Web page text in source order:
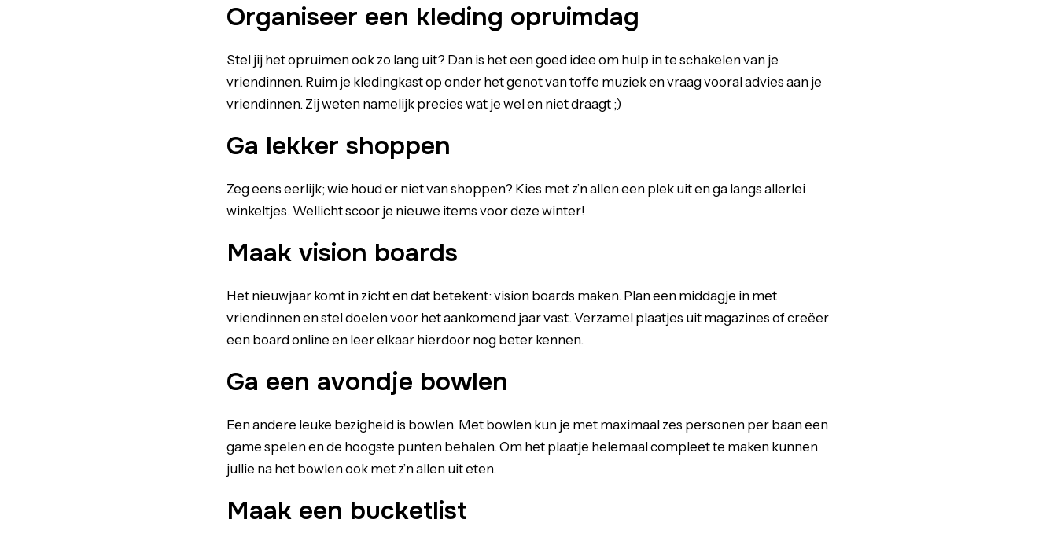
Organiseer een kleding opruimdag
Stel jij het opruimen ook zo lang uit? Dan is het een goed idee om hulp in te schakelen van je
vriendinnen. Ruim je kledingkast op onder het genot van toffe muziek en vraag vooral advies aan je
vriendinnen. Zij weten namelijk precies wat je wel en niet draagt ;)
Ga lekker shoppen
Zeg eens eerlijk; wie houd er niet van shoppen? Kies met z’n allen een plek uit en ga langs allerlei
winkeltjes. Wellicht scoor je nieuwe items voor deze winter!
Maak vision boards
Het nieuwjaar komt in zicht en dat betekent: vision boards maken. Plan een middagje in met
vriendinnen en stel doelen voor het aankomend jaar vast. Verzamel plaatjes uit magazines of creëer
een board online en leer elkaar hierdoor nog beter kennen.
Ga een avondje bowlen
Een andere leuke bezigheid is bowlen. Met bowlen kun je met maximaal zes personen per baan een
game spelen en de hoogste punten behalen. Om het plaatje helemaal compleet te maken kunnen
jullie na het bowlen ook met z’n allen uit eten.
Maak een bucketlist